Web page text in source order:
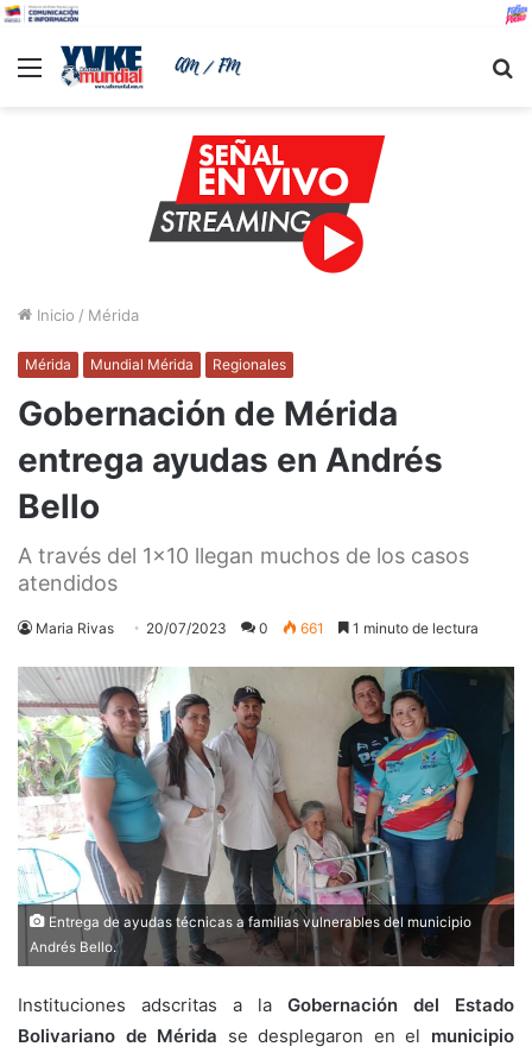
Menu
Inicio / Mérida
Mérida Mundial Mérida Regionales
Gobernación de Mérida
entrega ayudas en Andrés
Bello
A través del 1x10 llegan muchos de los casos
atendidos
Maria Rivas 20/07/2023 0 661 1 minuto de lectura
Entrega de ayudas técnicas a familias vulnerables del municipio
Andrés Bello.
Instituciones adscritas a la Gobernación del Estado
Bolivariano de Mérida se desplegaron en el municipio